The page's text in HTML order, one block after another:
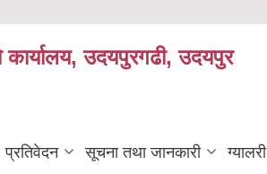
कार्यालय, उदयपुरगढी, उदयपुर
प्रतिवेदन सूचना तथा जानकारी ग्यालरी